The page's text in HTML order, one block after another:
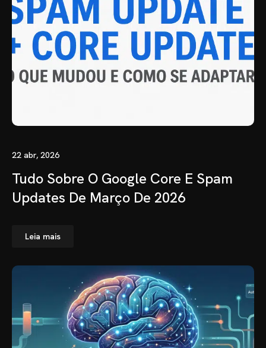
22 abr, 2026
Tudo Sobre O Google Core E Spam
Updates De Março De 2026
Leia mais